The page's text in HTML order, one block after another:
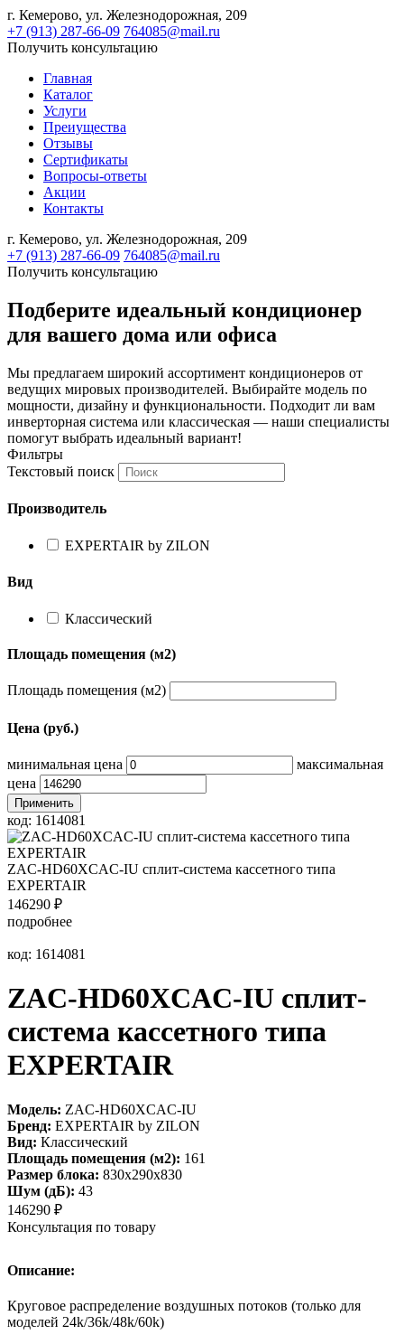
г. Кемерово, ул. Железнодорожная, 209
+7 (913) 287-66-09 764085@mail.ru
Получить консультацию
Главная
Каталог
Услуги
Преиущества
Отзывы
Сертификаты
Вопросы-ответы
Акции
Контакты
г. Кемерово, ул. Железнодорожная, 209
+7 (913) 287-66-09 764085@mail.ru
Получить консультацию
Подберите идеальный кондиционер
для вашего дома или офиса
Мы предлагаем широкий ассортимент кондиционеров от
ведущих мировых производителей. Выбирайте модель по
мощности, дизайну и функциональности. Подходит ли вам
инверторная система или классическая — наши специалисты
помогут выбрать идеальный вариант!
Фильтры
Текстовый поиск
Производитель
EXPERTAIR by ZILON
Вид
Классический
Площадь помещения (м2)
Площадь помещения (м2)
Цена (руб.)
минимальная цена
максимальная
цена
Применить
код: 1614081
ZAC-HD60XCAC-IU сплит-система кассетного типа
EXPERTAIR
146290 ₽
подробнее
код: 1614081
ZAC-HD60XCAC-IU сплит-
система кассетного типа
EXPERTAIR
Модель: ZAC-HD60XCAC-IU
Бренд: EXPERTAIR by ZILON
Вид: Классический
Площадь помещения (м2): 161
Размер блока: 830х290х830
Шум (дБ): 43
146290 ₽
Консультация по товару
Описание:
Круговое распределение воздушных потоков (только для
моделей 24k/36k/48k/60k)